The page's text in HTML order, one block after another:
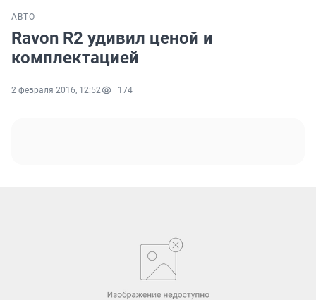
АВТО
Ravon R2 удивил ценой и
комплектацией
2 февраля 2016, 12:52 174